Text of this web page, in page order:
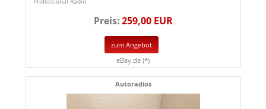
Preis:259,00 EUR
zum Angebot
eBay.de (*)
Autoradios